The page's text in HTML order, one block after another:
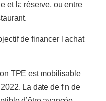
et la réserve, ou entre
de financer l’achat
TPE est mobilisable
La date de fin de